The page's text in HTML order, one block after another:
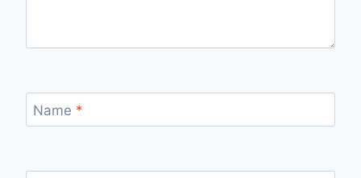
Name *